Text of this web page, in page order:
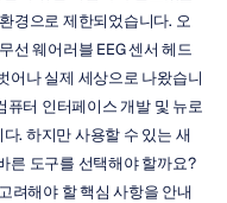
경으로 제한되었습니다. 오
선 웨어러블 EEG 센서 헤드
어나 실제 세상으로 나왔습니
퓨터 인터페이스 개발 및 뉴로
. 하지만 사용할 수 있는 새
른 도구를 선택해야 할까요?
려해야 할 핵심 사항을 안내